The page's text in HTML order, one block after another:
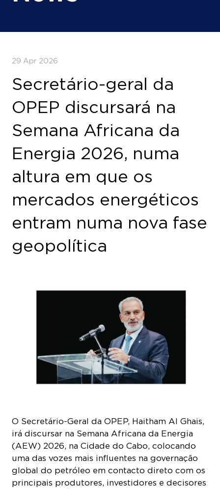
29 Apr 2026
Secretário-geral da
OPEP discursará na
Semana Africana da
Energia 2026, numa
altura em que os
mercados energéticos
entram numa nova fase
geopolítica
O Secretário-Geral da OPEP, Haitham Al Ghais,
irá discursar na Semana Africana da Energia
(AEW) 2026, na Cidade do Cabo, colocando
uma das vozes mais influentes na governação
global do petróleo em contacto direto com os
principais produtores, investidores e decisores